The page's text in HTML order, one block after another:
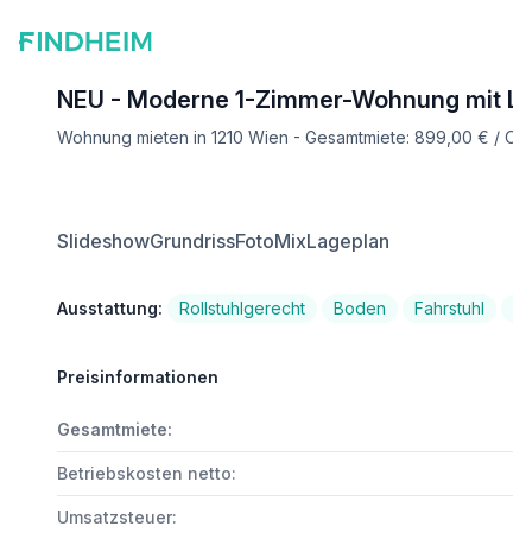
NEU - Moderne 1-Zimmer-Wohnung
Wohnung mieten in 1210 Wien - Gesamtmiete: 899,00 € /
SlideshowGrundrissFotoMixLageplan
Ausstattung: Rollstuhlgerecht Boden Fahrstuhl
Preisinformationen
Gesamtmiete:
Betriebskosten netto:
Umsatzsteuer: